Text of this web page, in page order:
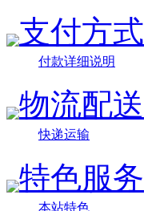
支付方式
付款详细说明
物流配送
快递运输
特色服务
本站特色